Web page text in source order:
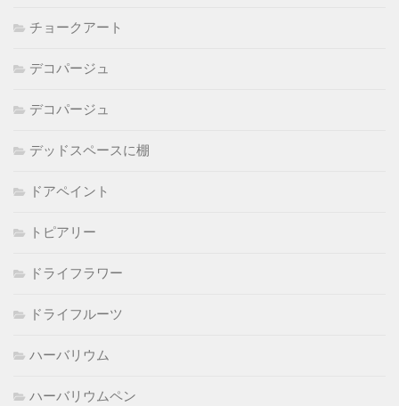
チョークアート
デコパージュ
デコパージュ
デッドスペースに棚
ドアペイント
トピアリー
ドライフラワー
ドライフルーツ
ハーバリウム
ハーバリウムペン